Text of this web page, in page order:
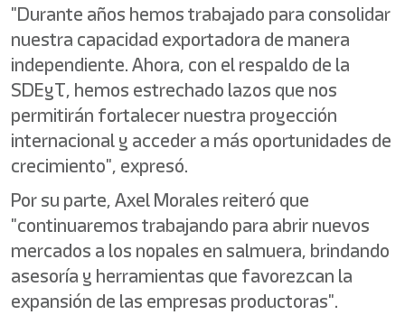
"Durante años hemos trabajado para consolidar
nuestra capacidad exportadora de manera
independiente. Ahora, con el respaldo de la
SDEyT, hemos estrechado lazos que nos
permitirán fortalecer nuestra proyección
internacional y acceder a más oportunidades de
crecimiento", expresó.
Por su parte, Axel Morales reiteró que
"continuaremos trabajando para abrir nuevos
mercados a los nopales en salmuera, brindando
asesoría y herramientas que favorezcan la
expansión de las empresas productoras".